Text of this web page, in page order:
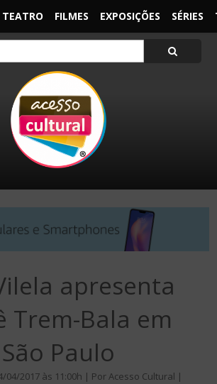
TEATRO FILMES EXPOSIÇÕES SÉRIES
apresenta
Trem-Bala em
São Paulo
04/2017 às 11:00h | Por Acesso Cultural |